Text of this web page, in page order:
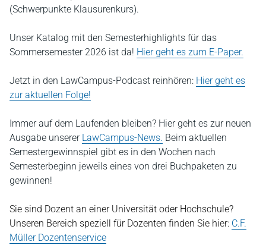
(Schwerpunkte Klausurenkurs).
Unser Katalog mit den Semesterhighlights für das
Sommersemester 2026 ist da! Hier geht es zum E-Paper.
Jetzt in den LawCampus-Podcast reinhören: Hier geht es
zur aktuellen Folge!
Immer auf dem Laufenden bleiben? Hier geht es zur neuen
Ausgabe unserer LawCampus-News. Beim aktuellen
Semestergewinnspiel gibt es in den Wochen nach
Semesterbeginn jeweils eines von drei Buchpaketen zu
gewinnen!
Sie sind Dozent an einer Universität oder Hochschule?
Unseren Bereich speziell für Dozenten finden Sie hier: C.F.
Müller Dozentenservice